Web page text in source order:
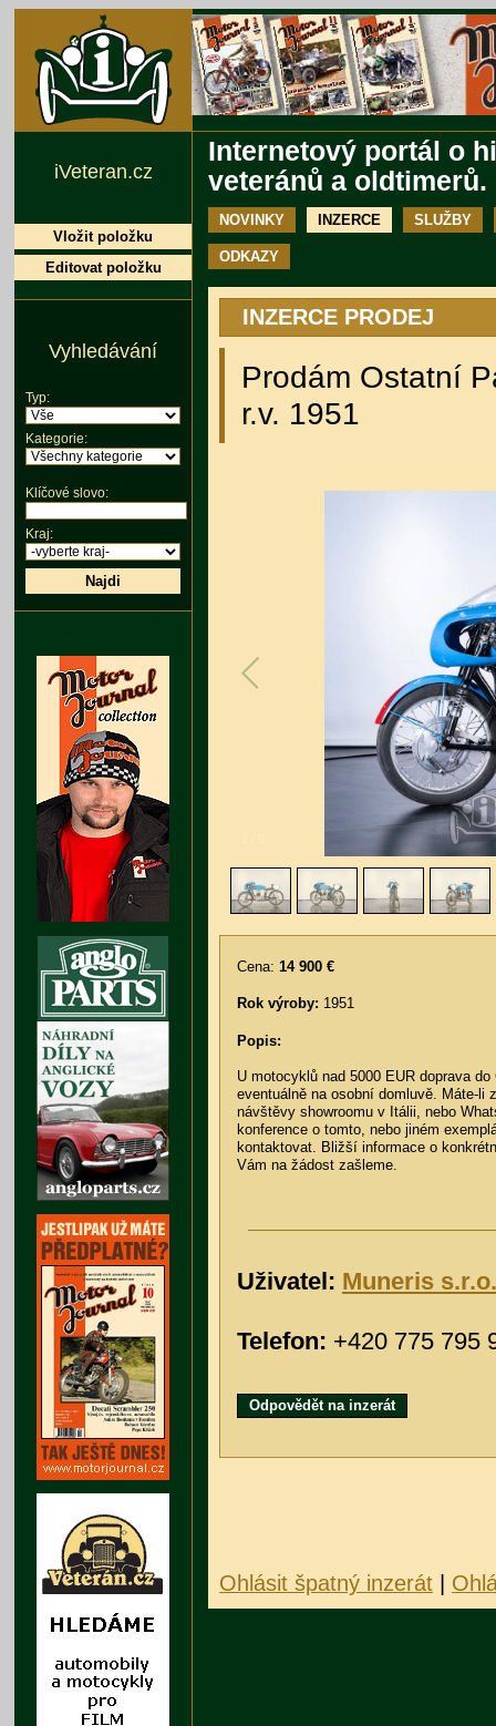
Internetový portál o
veteránů a oldtimerů.
NOVINKY INZERCE SLUŽBY
ODKAZY
INZERCE PRODEJ
Prodám Ostatní
r.v. 1951
/ 5
Cena: 14 900 €
Rok výroby: 1951
Popis:
U motocyklů nad 5000 EUR doprava do
eventuálně na osobní domluvě. Máte-li
návštěvy showroomu v Itálii, nebo
konference o tomto, nebo jiném
kontaktovat. Bližší informace o
Vám na žádost zašleme.
Uživatel: Muneris s.r.o.
Telefon: +420 775 795
Odpovědět na inzerát
Ohlásit špatný inzerát
iVeteran.cz
Vložit položku
Editovat položku
Vyhledávání
Typ:
Kategorie:
Klíčové slovo:
Kraj:
Najdi